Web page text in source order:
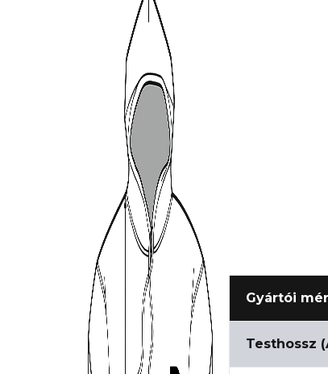
Gyártói
Testhossz